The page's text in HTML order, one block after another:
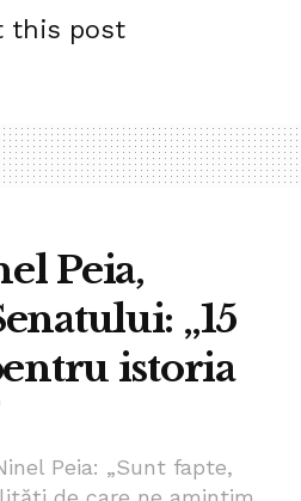
this post
Peia,
„15
istoria
Peia: „Sunt fapte,